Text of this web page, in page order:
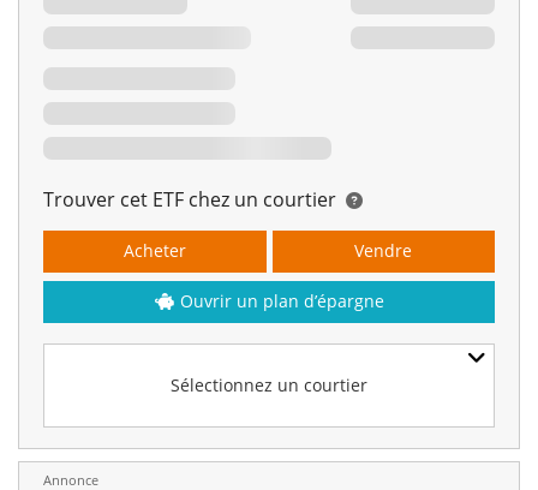
Trouver cet ETF chez un courtier
Sélectionnez un courtier
Acheter Vendre
Ouvrir un plan d’épargne
Annonce